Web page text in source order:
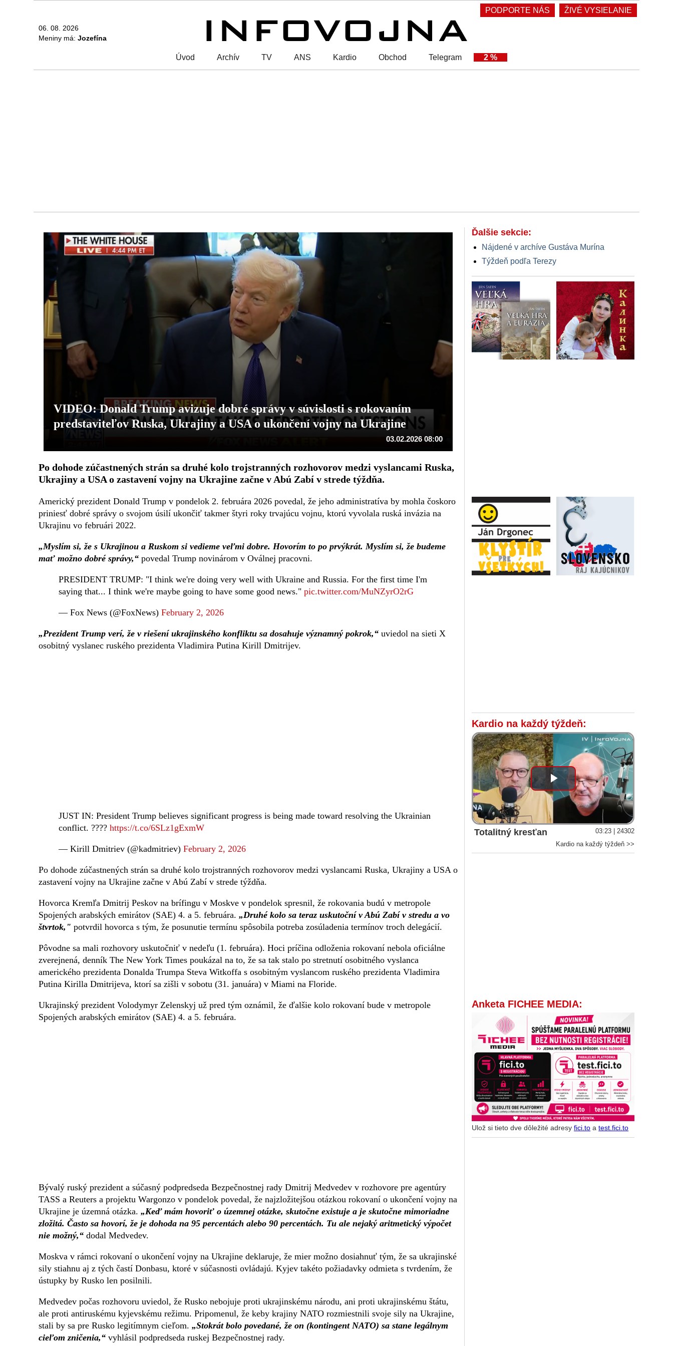
PODPORTE NÁS ŽIVÉ VYSIELANIE
06. 08. 2026
Meniny má: Jozefína
Úvod Archív TV ANS Kardio Obchod Telegram 2 %
VIDEO: Donald Trump avizuje dobré správy v súvislosti s rokovaním
predstaviteľov Ruska, Ukrajiny a USA o ukončení vojny na Ukrajine
03.02.2026 08:00
Po dohode zúčastnených strán sa druhé kolo trojstranných rozhovorov medzi vyslancami Ruska,
Ukrajiny a USA o zastavení vojny na Ukrajine začne v Abú Zabí v strede týždňa.
Americký prezident Donald Trump v pondelok 2. februára 2026 povedal, že jeho administratíva by mohla čoskoro
priniesť dobré správy o svojom úsilí ukončiť takmer štyri roky trvajúcu vojnu, ktorú vyvolala ruská invázia na
Ukrajinu vo februári 2022.
„Myslím si, že s Ukrajinou a Ruskom si vedieme veľmi dobre. Hovorím to po prvýkrát. Myslím si, že budeme
mať možno dobré správy,“ povedal Trump novinárom v Oválnej pracovni.
PRESIDENT TRUMP: "I think we're doing very well with Ukraine and Russia. For the first time I'm
saying that... I think we're maybe going to have some good news." pic.twitter.com/MuNZyrO2rG
— Fox News (@FoxNews) February 2, 2026
„Prezident Trump verí, že v riešení ukrajinského konfliktu sa dosahuje významný pokrok,“ uviedol na sieti X
osobitný vyslanec ruského prezidenta Vladimira Putina Kirill Dmitrijev.
JUST IN: President Trump believes significant progress is being made toward resolving the Ukrainian
conflict. ????️ https://t.co/6SLz1gExmW
— Kirill Dmitriev (@kadmitriev) February 2, 2026
Po dohode zúčastnených strán sa druhé kolo trojstranných rozhovorov medzi vyslancami Ruska, Ukrajiny a USA o
zastavení vojny na Ukrajine začne v Abú Zabí v strede týždňa.
Hovorca Kremľa Dmitrij Peskov na brífingu v Moskve v pondelok spresnil, že rokovania budú v metropole
Spojených arabských emirátov (SAE) 4. a 5. februára. „Druhé kolo sa teraz uskutoční v Abú Zabí v stredu a vo
štvrtok," potvrdil hovorca s tým, že posunutie termínu spôsobila potreba zosúladenia termínov troch delegácií.
Pôvodne sa mali rozhovory uskutočniť v nedeľu (1. februára). Hoci príčina odloženia rokovaní nebola oficiálne
zverejnená, denník The New York Times poukázal na to, že sa tak stalo po stretnutí osobitného vyslanca
amerického prezidenta Donalda Trumpa Steva Witkoffa s osobitným vyslancom ruského prezidenta Vladimira
Putina Kirilla Dmitrijeva, ktorí sa zišli v sobotu (31. januára) v Miami na Floride.
Ukrajinský prezident Volodymyr Zelenskyj už pred tým oznámil, že ďalšie kolo rokovaní bude v metropole
Spojených arabských emirátov (SAE) 4. a 5. februára.
Bývalý ruský prezident a súčasný podpredseda Bezpečnostnej rady Dmitrij Medvedev v rozhovore pre agentúry
TASS a Reuters a projektu Wargonzo v pondelok povedal, že najzložitejšou otázkou rokovaní o ukončení vojny na
Ukrajine je územná otázka. „Keď mám hovoriť o územnej otázke, skutočne existuje a je skutočne mimoriadne
zložitá. Často sa hovorí, že je dohoda na 95 percentách alebo 90 percentách. Tu ale nejaký aritmetický výpočet
nie možný,“ dodal Medvedev.
Moskva v rámci rokovaní o ukončení vojny na Ukrajine deklaruje, že mier možno dosiahnuť tým, že sa ukrajinské
sily stiahnu aj z tých častí Donbasu, ktoré v súčasnosti ovládajú. Kyjev takéto požiadavky odmieta s tvrdením, že
ústupky by Rusko len posilnili.
Medvedev počas rozhovoru uviedol, že Rusko nebojuje proti ukrajinskému národu, ani proti ukrajinskému štátu,
ale proti antiruskému kyjevskému režimu. Pripomenul, že keby krajiny NATO rozmiestnili svoje sily na Ukrajine,
stali by sa pre Rusko legitímnym cieľom. „Stokrát bolo povedané, že on (kontingent NATO) sa stane legálnym
cieľom zničenia,“ vyhlásil podpredseda ruskej Bezpečnostnej rady.
Ďalšie sekcie:
Nájdené v archíve Gustáva Murína
Týždeň podľa Terezy
Kardio na každý týždeň:
Play
Video
Totalitný kresťan
03:23 | 24302
Kardio na každý týždeň >>
Anketa FICHEE MEDIA:
Ulož si tieto dve dôležité adresyfici.to atest.fici.to